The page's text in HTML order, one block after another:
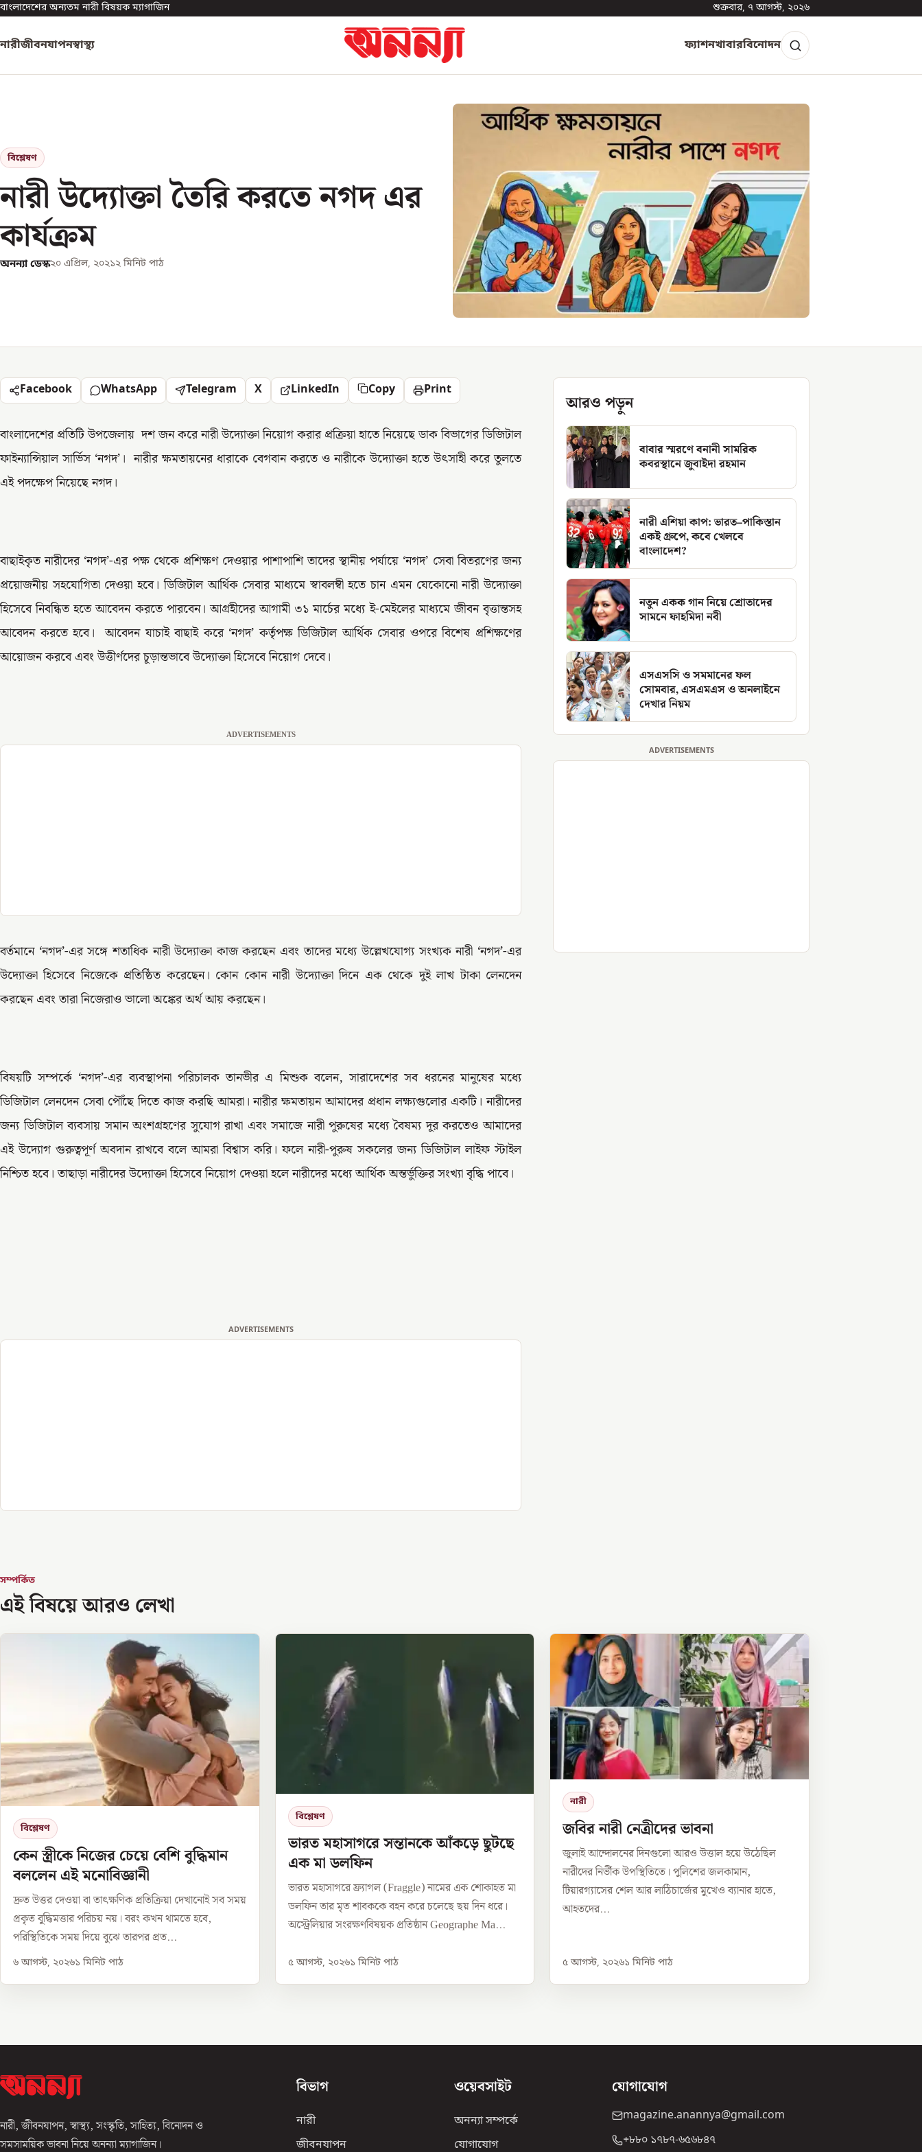
বাংলাদেশের অন্যতম নারী বিষয়ক ম্যাগাজিন শুক্রবার, ৭ আগস্ট, ২০২৬
নারীজীবনযাপনস্বাস্থ্য ফ্যাশনখাবারবিনোদন
বিশ্লেষণ
নারী উদ্যোক্তা তৈরি করতে নগদ এর
কার্যক্রম
অনন্যা ডেস্ক২০ এপ্রিল, ২০২১২ মিনিট পাঠ
Facebook WhatsApp Telegram X LinkedIn Copy Print
বাংলাদেশের প্রতিটি উপজেলায় দশ জন করে নারী উদ্যোক্তা নিয়োগ করার প্রক্রিয়া হাতে নিয়েছে ডাক বিভাগের ডিজিটাল
ফাইন্যান্সিয়াল সার্ভিস ‘নগদ’। নারীর ক্ষমতায়নের ধারাকে বেগবান করতে ও নারীকে উদ্যোক্তা হতে উৎসাহী করে তুলতে
এই পদক্ষেপ নিয়েছে নগদ।
বাছাইকৃত নারীদের ‘নগদ’-এর পক্ষ থেকে প্রশিক্ষণ দেওয়ার পাশাপাশি তাদের স্থানীয় পর্যায়ে ‘নগদ’ সেবা বিতরণের জন্য
প্রয়োজনীয় সহযোগিতা দেওয়া হবে। ডিজিটাল আর্থিক সেবার মাধ্যমে স্বাবলম্বী হতে চান এমন যেকোনো নারী উদ্যোক্তা
হিসেবে নিবন্ধিত হতে আবেদন করতে পারবেন। আগ্রহীদের আগামী ৩১ মার্চের মধ্যে ই-মেইলের মাধ্যমে জীবন বৃত্তান্তসহ
আবেদন করতে হবে। আবেদন যাচাই বাছাই করে ‘নগদ’ কর্তৃপক্ষ ডিজিটাল আর্থিক সেবার ওপরে বিশেষ প্রশিক্ষণের
আয়োজন করবে এবং উত্তীর্ণদের চূড়ান্তভাবে উদ্যোক্তা হিসেবে নিয়োগ দেবে।
ADVERTISEMENTS
বর্তমানে ‘নগদ’-এর সঙ্গে শতাধিক নারী উদ্যোক্তা কাজ করছেন এবং তাদের মধ্যে উল্লেখযোগ্য সংখ্যক নারী ‘নগদ’-এর
উদ্যোক্তা হিসেবে নিজেকে প্রতিষ্ঠিত করেছেন। কোন কোন নারী উদ্যোক্তা দিনে এক থেকে দুই লাখ টাকা লেনদেন
করছেন এবং তারা নিজেরাও ভালো অঙ্কের অর্থ আয় করছেন।
বিষয়টি সম্পর্কে ‘নগদ’-এর ব্যবস্থাপনা পরিচালক তানভীর এ মিশুক বলেন, সারাদেশের সব ধরনের মানুষের মধ্যে
ডিজিটাল লেনদেন সেবা পৌঁছে দিতে কাজ করছি আমরা। নারীর ক্ষমতায়ন আমাদের প্রধান লক্ষ্যগুলোর একটি। নারীদের
জন্য ডিজিটাল ব্যবসায় সমান অংশগ্রহণের সুযোগ রাখা এবং সমাজে নারী পুরুষের মধ্যে বৈষম্য দূর করতেও আমাদের
এই উদ্যোগ গুরুত্বপূর্ণ অবদান রাখবে বলে আমরা বিশ্বাস করি। ফলে নারী-পুরুষ সকলের জন্য ডিজিটাল লাইফ স্টাইল
নিশ্চিত হবে। তাছাড়া নারীদের উদ্যোক্তা হিসেবে নিয়োগ দেওয়া হলে নারীদের মধ্যে আর্থিক অন্তর্ভুক্তির সংখ্যা বৃদ্ধি পাবে।
ADVERTISEMENTS
আরও পড়ুন
বাবার স্মরণে বনানী সামরিক
কবরস্থানে জুবাইদা রহমান
নারী এশিয়া কাপ: ভারত–পাকিস্তান
একই গ্রুপে, কবে খেলবে
বাংলাদেশ?
নতুন একক গান নিয়ে শ্রোতাদের
সামনে ফাহমিদা নবী
এসএসসি ও সমমানের ফল
সোমবার, এসএমএস ও অনলাইনে
দেখার নিয়ম
ADVERTISEMENTS
সম্পর্কিত
এই বিষয়ে আরও লেখা
বিশ্লেষণ
কেন স্ত্রীকে নিজের চেয়ে বেশি বুদ্ধিমান
বললেন এই মনোবিজ্ঞানী
দ্রুত উত্তর দেওয়া বা তাৎক্ষণিক প্রতিক্রিয়া দেখানোই সব সময়
প্রকৃত বুদ্ধিমত্তার পরিচয় নয়। বরং কখন থামতে হবে,
পরিস্থিতিকে সময় দিয়ে বুঝে তারপর প্রত...
৬ আগস্ট, ২০২৬১ মিনিট পাঠ
বিশ্লেষণ
ভারত মহাসাগরে সন্তানকে আঁকড়ে ছুটছে
এক মা ডলফিন
ভারত মহাসাগরে ফ্র্যাগল (Fraggle) নামের এক শোকাহত মা
ডলফিন তার মৃত শাবককে বহন করে চলেছে ছয় দিন ধরে।
অস্ট্রেলিয়ার সংরক্ষণবিষয়ক প্রতিষ্ঠান Geographe Ma...
৫ আগস্ট, ২০২৬১ মিনিট পাঠ
নারী
জবির নারী নেত্রীদের ভাবনা
জুলাই আন্দোলনের দিনগুলো আরও উত্তাল হয়ে উঠেছিল
নারীদের নির্ভীক উপস্থিতিতে। পুলিশের জলকামান,
টিয়ারগ্যাসের শেল আর লাঠিচার্জের মুখেও ব্যানার হাতে,
আহতদের...
৫ আগস্ট, ২০২৬১ মিনিট পাঠ
নারী, জীবনযাপন, স্বাস্থ্য, সংস্কৃতি, সাহিত্য, বিনোদন ও
সমসাময়িক ভাবনা নিয়ে অনন্যা ম্যাগাজিন।
বিভাগ
নারী
জীবনযাপন
ওয়েবসাইট
অনন্যা সম্পর্কে
যোগাযোগ
যোগাযোগ
magazine.anannya@gmail.com
+৮৮০ ১৭৮৭-৬৫৬৮৪৭